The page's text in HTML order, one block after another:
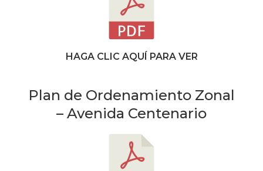
HAGA CLIC AQUÍ PARA VER
Plan de Ordenamiento Zonal
– Avenida Centenario